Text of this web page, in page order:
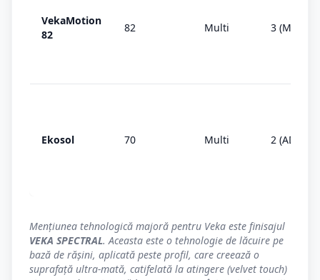
VekaMotion
82
82 Multi 3 (MD)
Ekosol 70 Multi 2 (AD)
Mențiunea tehnologică majoră pentru Veka este finisajul
VEKA SPECTRAL. Aceasta este o tehnologie de lăcuire pe
bază de rășini, aplicată peste profil, care creează o
suprafață ultra-mată, catifelată la atingere (velvet touch)